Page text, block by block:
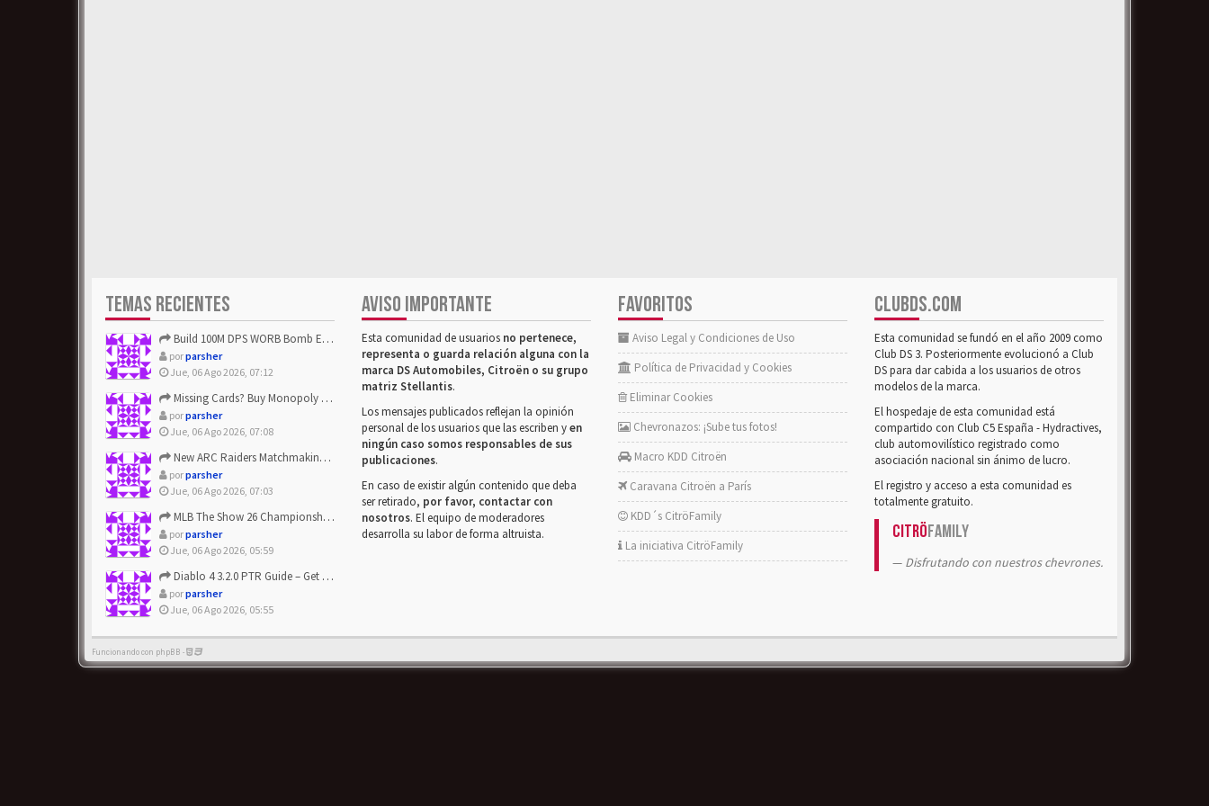
TEMAS RECIENTES
Build 100M DPS WORB Bomb Elementalist Fast - Grab POE Curren...
porparsher
Jue, 06 Ago 2026, 07:12
Missing Cards? Buy Monopoly Go Happy Harvest with Looney Tun...
porparsher
Jue, 06 Ago 2026, 07:08
New ARC Raiders Matchmaking Update: Stop Failed - Grab Bluep...
porparsher
Jue, 06 Ago 2026, 07:03
MLB The Show 26 Championship Series Update! Get Cheap & ...
porparsher
Jue, 06 Ago 2026, 05:59
Diablo 4 3.2.0 PTR Guide – Get 8% Off Items Quickly to Test ...
porparsher
Jue, 06 Ago 2026, 05:55
AVISO IMPORTANTE
Esta comunidad de usuarios no pertenece,
representa o guarda relación alguna con la
marca DS Automobiles, Citroën o su grupo
matriz Stellantis.
Los mensajes publicados reflejan la opinión
personal de los usuarios que las escriben yen
ningún caso somos responsables de sus
publicaciones.
En caso de existir algún contenido que deba
ser retirado, por favor, contactar con
nosotros. El equipo de moderadores
desarrolla su labor de forma altruista.
FAVORITOS
Aviso Legal y Condiciones de Uso
Política de Privacidad y Cookies
Eliminar Cookies
Chevronazos: ¡Sube tus fotos!
Macro KDD Citroën
Caravana Citroën a París
KDD´s CitröFamily
La iniciativa CitröFamily
CLUBDS.COM
Esta comunidad se fundó en el año 2009 como
Club DS 3. Posteriormente evolucionó a Club
DS para dar cabida a los usuarios de otros
modelos de la marca.
El hospedaje de esta comunidad está
compartido con Club C5 España - Hydractives,
club automovilístico registrado como
asociación nacional sin ánimo de lucro.
El registro y acceso a esta comunidad es
totalmente gratuito.
CitröFamily
Disfrutando con nuestros chevrones.
Funcionando con phpBB -